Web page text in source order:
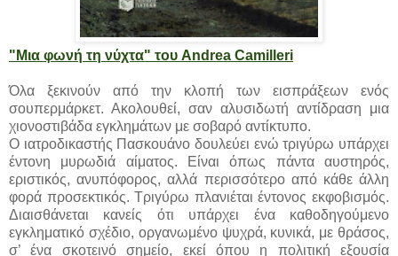
"Μια φωνή τη νύχτα" του Andrea Camilleri
Όλα ξεκινούν από την κλοπή των εισπράξεων ενός
σουπερμάρκετ. Ακολουθεί, σαν αλυσιδωτή αντίδραση μια
χιονοστιβάδα εγκλημάτων με σοβαρό αντίκτυπο.
Ο ιατροδικαστής Πασκουάνο δουλεύει ενώ τριγύρω υπάρχει
έντονη μυρωδιά αίματος. Είναι όπως πάντα αυστηρός,
εριστικός, ανυπόφορος, αλλά περισσότερο από κάθε άλλη
φορά προσεκτικός. Τριγύρω πλανιέται έντονος εκφοβισμός.
Διαισθάνεται κανείς ότι υπάρχει ένα καθοδηγούμενο
εγκληματικό σχέδιο, οργανωμένο ψυχρά, κυνικά, με θράσος,
σ’ ένα σκοτεινό σημείο, εκεί όπου η πολιτική εξουσία